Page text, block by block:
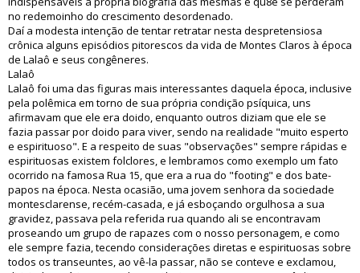
no redemoinho do crescimento desordenado.
Daí a modesta intenção de tentar retratar nesta despretensiosa
crônica alguns episódios pitorescos da vida de Montes Claros à época
de Lalaô e seus congêneres.
Lalaô
Lalaô foi uma das figuras mais interessantes daquela época, inclusive
pela polêmica em torno de sua própria condição psíquica, uns
afirmavam que ele era doido, enquanto outros diziam que ele se
fazia passar por doido para viver, sendo na realidade "muito esperto
e espirituoso". E a respeito de suas "observações" sempre rápidas e
espirituosas existem folclores, e lembramos como exemplo um fato
ocorrido na famosa Rua 15, que era a rua do "footing" e dos bate-
papos na época. Nesta ocasião, uma jovem senhora da sociedade
montesclarense, recém-casada, e já esboçando orgulhosa a sua
gravidez, passava pela referida rua quando ali se encontravam
proseando um grupo de rapazes com o nosso personagem, e como
ele sempre fazia, tecendo considerações diretas e espirituosas sobre
todos os transeuntes, ao vê-la passar, não se conteve e exclamou,